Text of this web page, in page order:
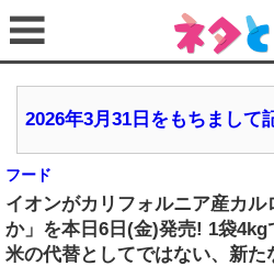
2026年3月31日をもちまして
フード
イオンがカリフォルニア産カル
か」を本日6日(金)発売! 1袋4kg
米の代替としてではない、新